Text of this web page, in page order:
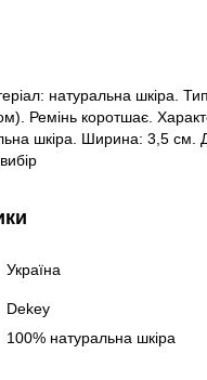
натуральна шкіра.
Ремінь коротшає.
шкіра. Ширина: 3,5 см.
Україна
Dekey
100% натуральна шкіра